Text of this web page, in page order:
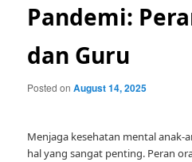
Pandemi:
dan Guru
Posted onAugust 14, 2025
Menjaga kesehatan mental anak-
hal yang sangat penting. Peran